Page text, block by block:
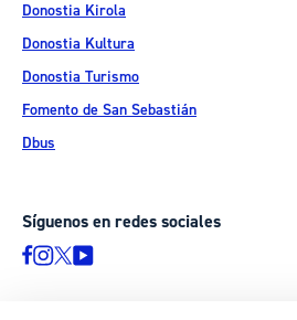
Donostia Kirola
Donostia Kultura
Donostia Turismo
Fomento de San Sebastián
Dbus
Síguenos en redes sociales